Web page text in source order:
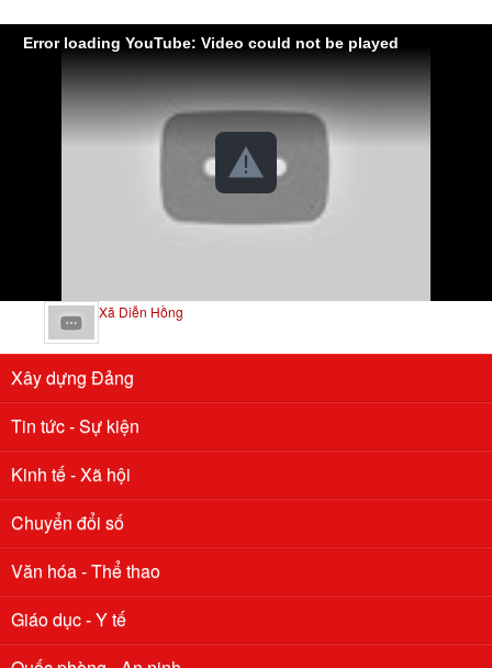
Error loading YouTube: Video could not be played
Xã Diễn Hồng
Xây dựng Đảng
Tin tức - Sự kiện
Kinh tế - Xã hội
Chuyển đổi số
Văn hóa - Thể thao
Giáo dục - Y tế